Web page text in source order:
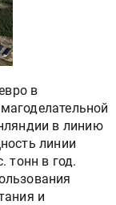
в
в линию
линии
тонн в год.
и